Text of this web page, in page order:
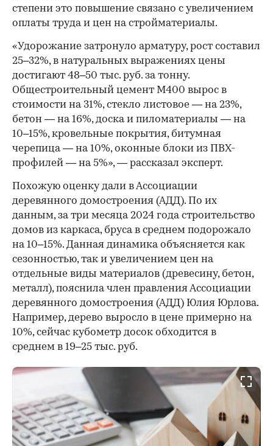
степени это повышение связано с увеличением
оплаты труда и цен на стройматериалы.
«Удорожание затронуло арматуру, рост составил
25–32%, в натуральных выражениях цены
достигают 48–50 тыс. руб. за тонну.
Общестроительный цемент М400 вырос в
стоимости на 31%, стекло листовое — на 23%,
бетон — на 16%, доска и пиломатериалы — на
10–15%, кровельные покрытия, битумная
черепица — на 10%, оконные блоки из ПВХ-
профилей — на 5%», — рассказал эксперт.
Похожую оценку дали в Ассоциации
деревянного домостроения (АДД). По их
данным, за три месяца 2024 года строительство
домов из каркаса, бруса в среднем подорожало
на 10–15%. Данная динамика объясняется как
сезонностью, так и увеличением цен на
отдельные виды материалов (древесину, бетон,
металл), пояснила член правления Ассоциации
деревянного домостроения (АДД) Юлия Юрлова.
Например, дерево выросло в цене примерно на
10%, сейчас кубометр досок обходится в
среднем в 19–25 тыс. руб.